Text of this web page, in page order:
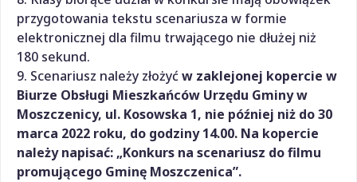
przygotowania tekstu scenariusza w formie
elektronicznej dla filmu trwającego nie dłużej niż
180 sekund.
9. Scenariusz należy złożyćw zaklejonej kopercie w
Biurze Obsługi Mieszkańców Urzędu Gminy w
Moszczenicy, ul. Kosowska 1, nie później niż do 30
marca 2022 roku, do godziny 14.00. Na kopercie
należy napisać: „Konkurs na scenariusz do filmu
promującego Gminę Moszczenica”.